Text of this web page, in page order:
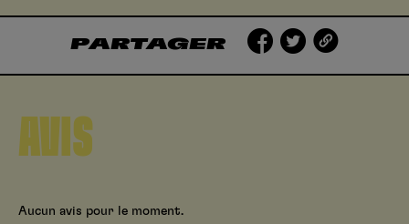
PARTAGER
AVIS
Aucun avis pour le moment.